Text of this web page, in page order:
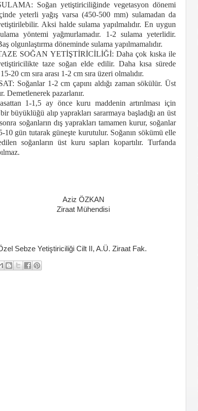
Soğan yetiştiriciliğinde vegetasyon dönemi
yeterli yağış varsa (450-500 mm) sulamadan da
Aksi halde sulama yapılmalıdır. En uygun
yöntemi yağmurlamadır. 1-2 sulama yeterlidir.
olgunlaştırma döneminde sulama yapılmamalıdır.
SOĞAN YETİŞTİRİCİLİĞİ: Daha çok kıska ile
taze soğan elde edilir. Daha kısa sürede
20 cm sıra arası 1-2 cm sıra üzeri olmalıdır.
Soğanlar 1-2 cm çapını aldığı zaman sökülür. Üst
Demetlenerek pazarlanır.
1-1,5 ay önce kuru maddenin artırılması için
büyüklüğü alıp yaprakları sararmaya başladığı an üst
soğanların dış yaprakları tamamen kurur, soğanlar
10 gün tutarak güneşte kurutulur. Soğanın sökümü elle
soğanların üst kuru sapları kopartılır. Turfanda
Aziz ÖZKAN
Sebze Yetiştiriciliği Cilt II, A.Ü. Ziraat Fak.